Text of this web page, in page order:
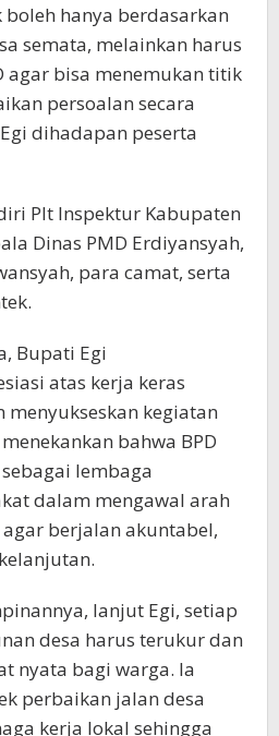
boleh hanya berdasarkan
semata, melainkan harus
agar bisa menemukan titik
persoalan secara
dihadapan peserta
Plt Inspektur Kabupaten
Dinas PMD Erdiyansyah,
para camat, serta
Bupati Egi
atas kerja keras
kegiatan
bahwa BPD
lembaga
dalam mengawal arah
berjalan akuntabel,
lanjut Egi, setiap
desa harus terukur dan
nyata bagi warga. Ia
perbaikan jalan desa
kerja lokal sehingga